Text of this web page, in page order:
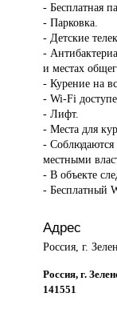
- Бесплатная
- Парковка.
- Детские
-
и местах
- Курение на
- Wi-Fi
- Лифт.
- Места для
- Соблюдаются
местными
- В объекте
- Бесплатный
Адрес
Россия, г.
Россия, г.
141551